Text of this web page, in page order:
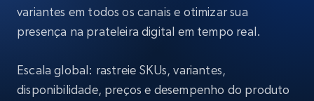
variantes em todos os canais e otimizar sua
presença na prateleira digital em tempo real.
Escala global: rastreie SKUs, variantes,
disponibilidade, preços e desempenho do produto